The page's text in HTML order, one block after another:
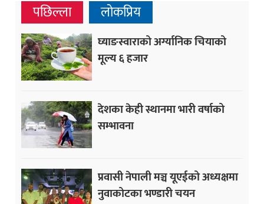
पछिल्ला लोकप्रिय
घ्याङस्वाराको अर्ग्यानिक चियाको
मूल्य ६ हजार
देशका केही स्थानमा भारी वर्षाको
सम्भावना
प्रवासी नेपाली मञ्च यूएईको अध्यक्षमा
नुवाकोटका भण्डारी चयन